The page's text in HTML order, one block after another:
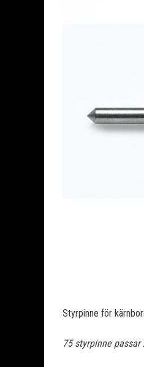
Styrpinne för
75 styrpinne